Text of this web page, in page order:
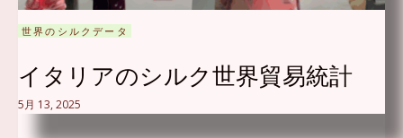
世界のシルクデータ
イタリアのシルク世界貿易統計
5月 13, 2025